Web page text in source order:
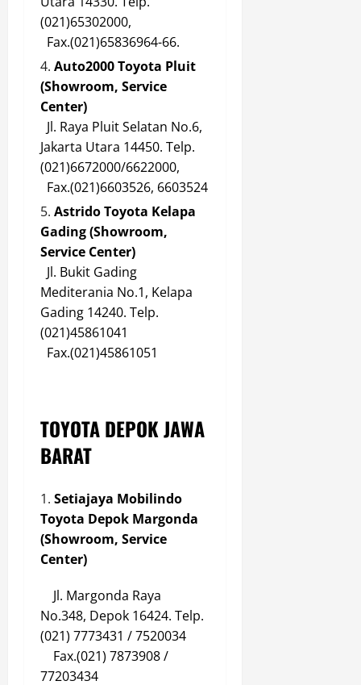
(021)65302000,
Fax.(021)65836964-66.
Auto2000 Toyota Pluit
(Showroom, Service
Center)
Jl. Raya Pluit Selatan No.6,
Jakarta Utara 14450. Telp.
(021)6672000/6622000,
Fax.(021)6603526, 6603524
Astrido Toyota Kelapa
Gading (Showroom,
Service Center)
Jl. Bukit Gading
Mediterania No.1, Kelapa
Gading 14240. Telp.
(021)45861041
Fax.(021)45861051
TOYOTA DEPOK JAWA
BARAT
Setiajaya Mobilindo
Toyota Depok Margonda
(Showroom, Service
Center)
Jl. Margonda Raya
No.348, Depok 16424. Telp.
(021) 7773431 / 7520034
Fax.(021) 7873908 /
77203434